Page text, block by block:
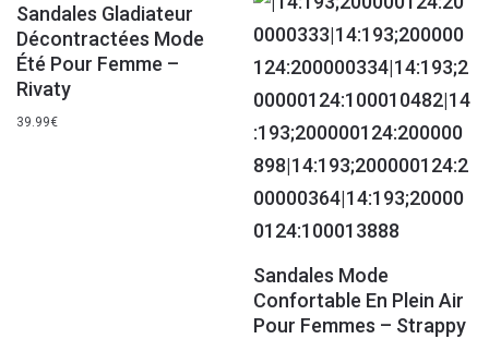
Sandales Gladiateur
Décontractées Mode
Été Pour Femme –
Rivaty
39.99€
Sandales Mode
Confortable En Plein Air
Pour Femmes – Strappy